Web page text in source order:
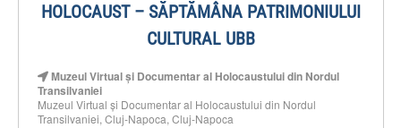
HOLOCAUST – SĂPTĂMÂNA PATRIMONIULUI
CULTURAL UBB
Muzeul Virtual și Documentar al Holocaustului din Nordul
Transilvaniei
Muzeul Virtual și Documentar al Holocaustului din Nordul
Transilvaniei, Cluj-Napoca, Cluj-Napoca